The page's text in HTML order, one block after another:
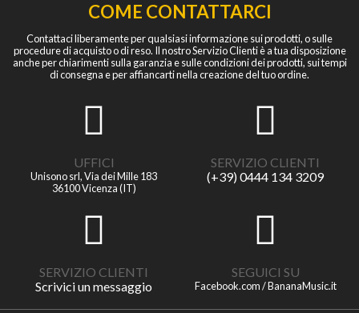
COME CONTATTARCI
Contattaci liberamente per qualsiasi informazione sui prodotti, o sulle
procedure di acquisto o di reso. Il nostro Servizio Clienti è a tua disposizione
anche per chiarimenti sulla garanzia e sulle condizioni dei prodotti, sui tempi
di consegna e per affiancarti nella creazione del tuo ordine.
UFFICI
Unisono srl, Via dei Mille 183
36100 Vicenza (IT)
SERVIZIO CLIENTI
(+39) 0444 134 3209
SERVIZIO CLIENTI
Scrivici un messaggio
SEGUICI SU
Facebook.com / BananaMusic.it